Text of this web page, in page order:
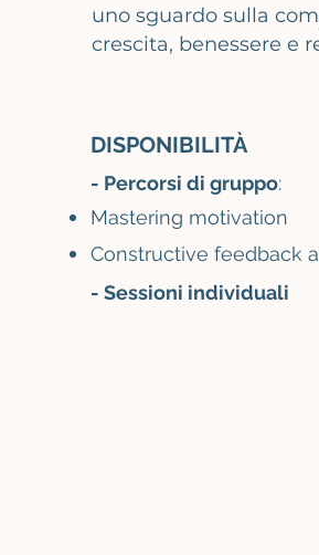
uno sguardo sulla
crescita, benessere e
DISPONIBILITÀ
- Percorsi di gruppo:
Mastering motivation
Constructive feedback
- Sessioni individuali